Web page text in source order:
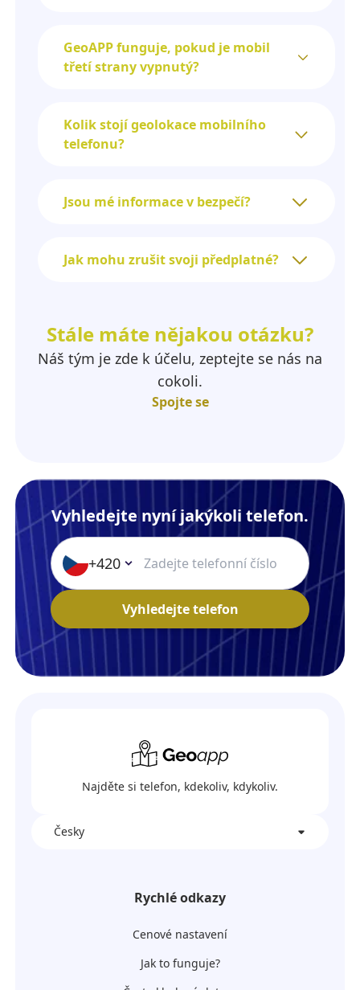
GeoAPP funguje, pokud je mobil
třetí strany vypnutý?
Kolik stojí geolokace mobilního
telefonu?
Jsou mé informace v bezpečí?
Jak mohu zrušit svoji předplatné?
Stále máte nějakou otázku?
Náš tým je zde k účelu, zeptejte se nás na
cokoli.
Spojte se
Vyhledejte nyní jakýkoli telefon.
+420
Vyhledejte telefon
Najděte si telefon, kdekoliv, kdykoliv.
Česky
Rychlé odkazy
Cenové nastavení
Jak to funguje?